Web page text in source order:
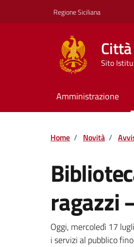
Regione Siciliana
Sito
Amministrazione
Home / Novità /
ragazzi
Dettagli
Oggi, mercoledì 17
i servizi al pubblico